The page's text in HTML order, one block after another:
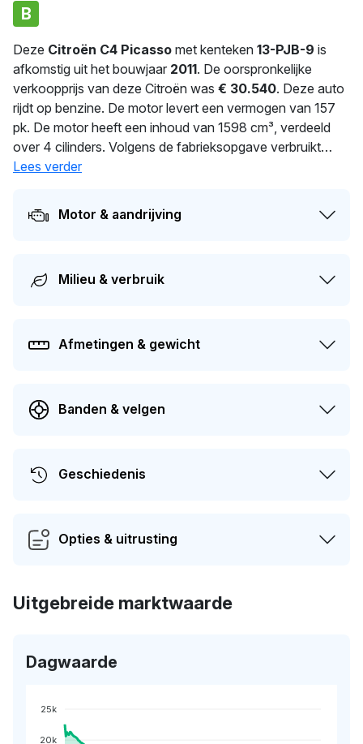
B
Deze Citroën C4 Picasso met kenteken 13-PJB-9 is
afkomstig uit het bouwjaar 2011. De oorspronkelijke
verkoopprijs van deze Citroën was € 30.540. Deze auto
rijdt op benzine. De motor levert een vermogen van 157
pk. De motor heeft een inhoud van 1598 cm³, verdeeld
over 4 cilinders. Volgens de fabrieksopgave verbruikt
deze auto 6.9 l/100 km. Dit model heeft een gewicht van
dezelfde eigenaar. De volgende APK-keuring staat
gepland voor 16-07-2027. De auto heeft sinds de
Lees verder
Motor & aandrijving
Milieu & verbruik
Afmetingen & gewicht
Banden & velgen
Geschiedenis
Opties & uitrusting
Uitgebreide marktwaarde
Dagwaarde
25k
20k